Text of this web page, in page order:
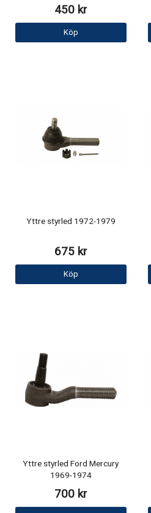
450 kr
Köp
Yttre styrled 1972-1979
675 kr
Köp
Yttre styrled Ford Mercury
1969-1974
700 kr